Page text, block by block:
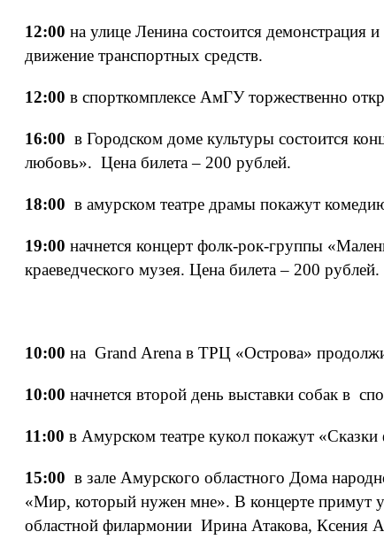
12:00 на улице Ленина состоится демонстрация
движение транспортных средств.
12:00 в спорткомплексе АмГУ торжественно
16:00 в Городском доме культуры состоится
любовь». Цена билета – 200 рублей.
18:00 в амурском театре драмы покажут
19:00 начнется концерт фолк-рок-группы
краеведческого музея. Цена билета – 200 рублей.
10:00 на Grand Arena в ТРЦ «Острова»
10:00 начнется второй день выставки собак в
11:00 в Амурском театре кукол покажут «Сказки
15:00 в зале Амурского областного Дома
«Мир, который нужен мне». В концерте примут
областной филармонии Ирина Атакова, Ксения